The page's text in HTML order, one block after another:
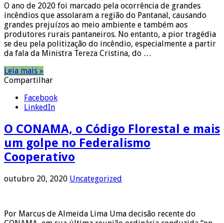
O ano de 2020 foi marcado pela ocorrência de grandes
incêndios que assolaram a região do Pantanal, causando
grandes prejuízos ao meio ambiente e também aos
produtores rurais pantaneiros. No entanto, a pior tragédia
se deu pela politização do incêndio, especialmente a partir
da fala da Ministra Tereza Cristina, do …
Leia mais »
Compartilhar
Facebook
LinkedIn
O CONAMA, o Código Florestal e mais
um golpe no Federalismo
Cooperativo
outubro 20, 2020 Uncategorized
Por Marcus de Almeida Lima Uma decisão recente do